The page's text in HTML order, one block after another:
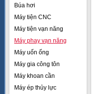
Búa hơi
Máy tiện CNC
Máy tiện vạn năng
Máy phay vạn năng
Máy uốn ống
Máy gia công tôn
Máy khoan cần
Máy ép thủy lực